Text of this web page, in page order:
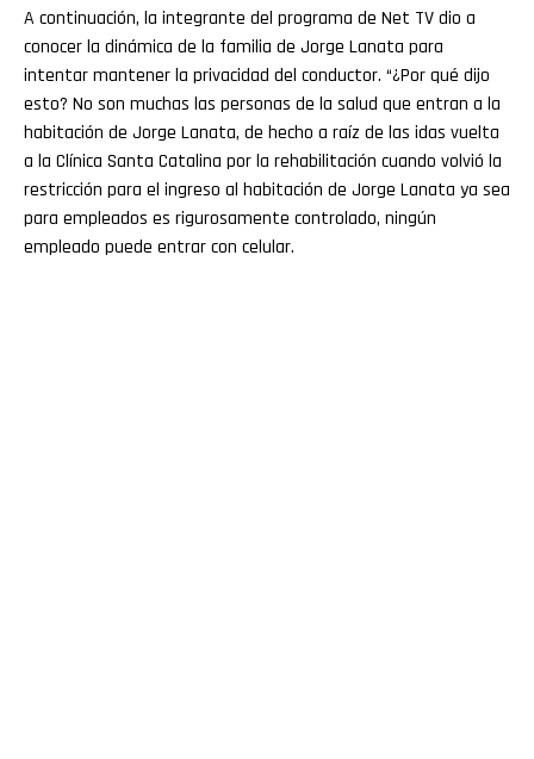
A continuación, la integrante del programa de Net TV dio a
conocer la dinámica de la familia de Jorge Lanata para
intentar mantener la privacidad del conductor. “¿Por qué dijo
esto? No son muchas las personas de la salud que entran a la
habitación de Jorge Lanata, de hecho a raíz de las idas vuelta
a la Clínica Santa Catalina por la rehabilitación cuando volvió la
restricción para el ingreso al habitación de Jorge Lanata ya sea
para empleados es rigurosamente controlado, ningún
empleado puede entrar con celular.